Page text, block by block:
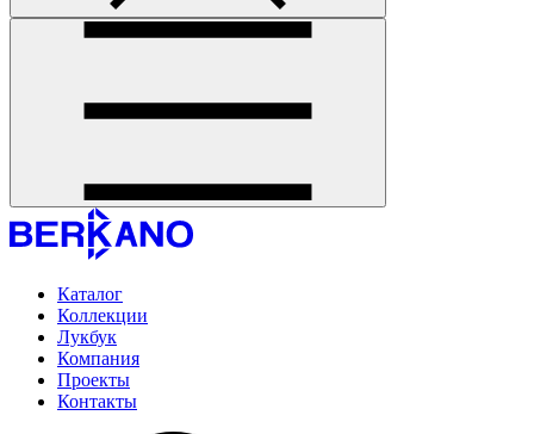
Каталог
Коллекции
Лукбук
Компания
Проекты
Контакты